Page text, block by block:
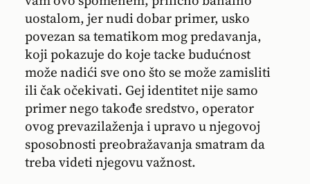
uostalom, jer nudi dobar primer, usko
povezan sa tematikom mog predavanja,
koji pokazuje do koje tacke budućnost
može nadići sve ono što se može zamisliti
ili čak očekivati. Gej identitet nije samo
primer nego takođe sredstvo, operator
ovog prevazilaženja i upravo u njegovoj
sposobnosti preobražavanja smatram da
treba videti njegovu važnost.